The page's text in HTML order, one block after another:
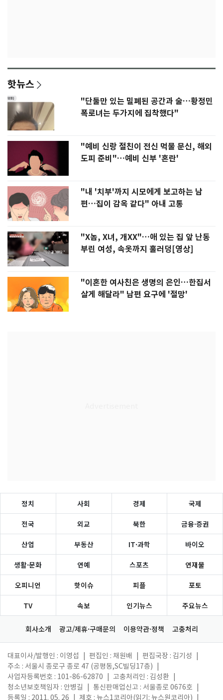
핫뉴스
"단둘만 있는 밀폐된 공간과 술…황정민
폭로녀는 두가지에 집착했다"
"예비 신랑 절친이 전신 먹물 문신, 해외
도피 준비"…예비 신부 '혼란'
"내 '치부'까지 시모에게 보고하는 남
편…집이 감옥 같다" 아내 고통
"X놈, X녀, 개XX"…애 있는 집 앞 난동
부린 여성, 속옷까지 훌러덩[영상]
"이혼한 여사친은 생명의 은인…한집서
살게 해달라" 남편 요구에 '절망'
정치 사회 경제 국제
전국 외교 북한 금융·증권
산업 부동산 IT·과학 바이오
생활·문화 연예 스포츠 연재물
오피니언 핫이슈 피플 포토
TV 속보 인기뉴스 주요뉴스
회사소개 광고/제휴·구매문의 이용약관·정책 고충처리
대표이사/발행인 : 이영섭 편집인 : 채원배 편집국장 : 김기성
주소 : 서울시 종로구 종로 47 (공평동,SC빌딩17층)
사업자등록번호 : 101-86-62870
고충처리인 : 김성환
청소년보호책임자 : 안병길
통신판매업신고 : 서울종로 0676호
등록일 : 2011. 05. 26
제호 : 뉴스1코리아(읽기: 뉴스원코리아)